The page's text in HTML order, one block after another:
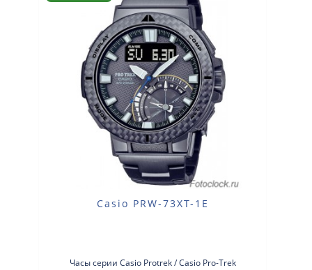
Casio PRW-73XT-1E
Часы серии Casio Protrek / Casio Pro-Trek